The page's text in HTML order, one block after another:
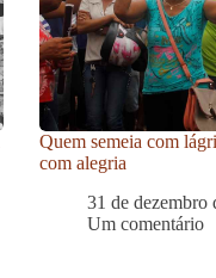
Quem semeia com
com alegria
31 de dezembro
Um comentário